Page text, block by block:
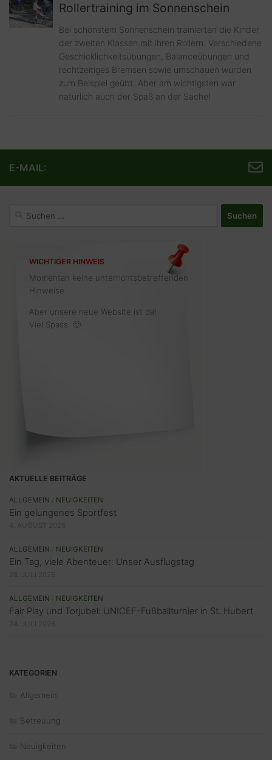
Rollertraining im Sonnenschein
Bei schönstem Sonnenschein trainierten die Kinder
der zweiten Klassen mit ihren Rollern. Verschiedene
Geschicklichkeitsübungen, Balanceübungen und
rechtzeitiges Bremsen sowie umschauen wurden
zum Beispiel geübt. Aber am wichtigsten war
natürlich auch der Spaß an der Sache!
E-MAIL:
WICHTIGER HINWEIS
Momentan keine unterrichtsbetreffenden
Hinweise.
Aber unsere neue Website ist da!
Viel Spass. 🙂
AKTUELLE BEITRÄGE
ALLGEMEIN NEUIGKEITEN
Ein gelungenes Sportfest
ALLGEMEIN NEUIGKEITEN
Ein Tag, viele Abenteuer: Unser Ausflugstag
ALLGEMEIN NEUIGKEITEN
Fair Play und Torjubel: UNICEF-Fußballturnier in St. Hubert
KATEGORIEN
Allgemein
Betreuung
Neuigkeiten